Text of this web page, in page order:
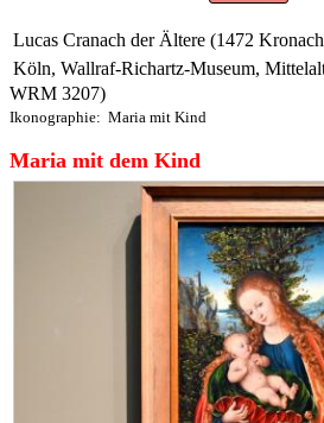
Lucas Cranach der Ältere (1472
Köln, Wallraf-Richartz-Museum,
WRM 3207)
Ikonographie: Maria mit Kind
Maria mit dem Kind